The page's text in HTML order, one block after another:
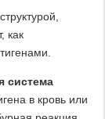
как
система
в кровь или